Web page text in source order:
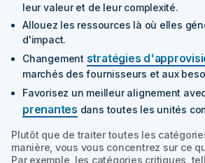
leur valeur et de leur complexité.
Allouez les ressources là où elles
d'impact.
Changement stratégies
marchés des fournisseurs et aux
Favorisez un meilleur alignement
prenantes dans toutes les unités
Plutôt que de traiter toutes les
manière, vous vous concentrez sur ce
Par exemple , les catégories critiques,